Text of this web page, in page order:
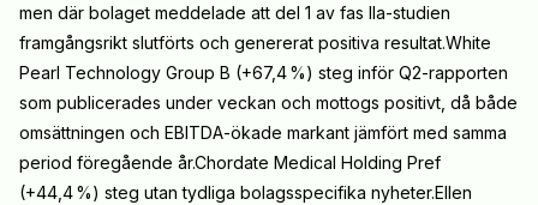
men där bolaget meddelade att del 1 av fas IIa-studien
framgångsrikt slutförts och genererat positiva resultat.White
Pearl Technology Group B (+67,4%) steg inför Q2-rapporten
som publicerades under veckan och mottogs positivt, då både
omsättningen och EBITDA-ökade markant jämfört med samma
period föregående år.Chordate Medical Holding Pref
(+44,4%) steg utan tydliga bolagsspecifika nyheter.Ellen